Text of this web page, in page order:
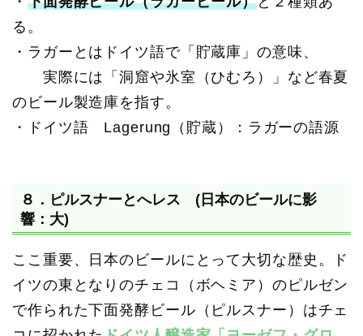
る。
・ラガーとはドイツ語で「貯蔵庫」の意味、
実際には「洞窟や氷室（ひむろ）」など春夏
のビール製造庫を指す。
・ドイツ語 Lagerung（貯蔵）：ラガーの語源
８．ピルスナーとへレス (日本のビールに影
響：大)
ここ重要、日本のビールにとって大切な歴史。ド
イツの東となりのチェコ（ボヘミア）のピルゼン
で作られた下面発酵ビール（ピルスナー）はチェ